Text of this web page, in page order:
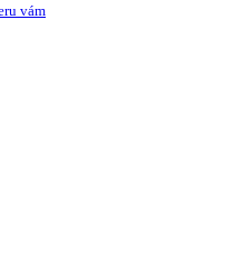
vám